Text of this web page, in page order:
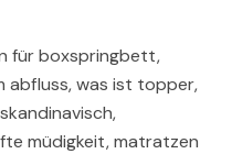
für boxspringbett,
abfluss, was ist topper,
müdigkeit, matratzen